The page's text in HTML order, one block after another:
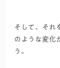
そして、それ
のような変化
う。